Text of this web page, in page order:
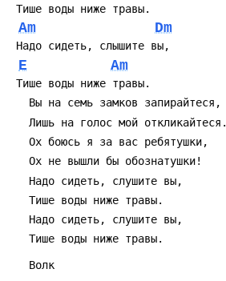
Тише воды ниже травы.
Am Dm
Hадо сидеть, слышите вы,
E Am
Тише воды ниже травы.
   Вы на семь замков запирайтеся,
   Лишь на голос мой откликайтеся.
   Ох боюсь я за вас ребятушки,
   Ох не вышли бы обознатушки!
   Hадо сидеть, слушите вы,
   Тише воды ниже травы.
   Hадо сидеть, слушите вы,
   Тише воды ниже травы.
   Волк